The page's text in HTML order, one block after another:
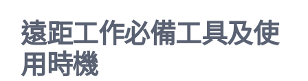
遠距工作必備工具及使
用時機